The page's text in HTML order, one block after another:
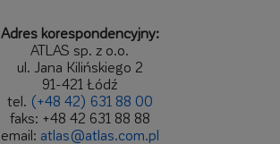
Adres korespondencyjny:
ATLAS sp. z o.o.
ul. Jana Kilińskiego 2
91-421 Łódź
tel. (+48 42) 631 88 00
faks: +48 42 631 88 88
email: atlas@atlas.com.pl